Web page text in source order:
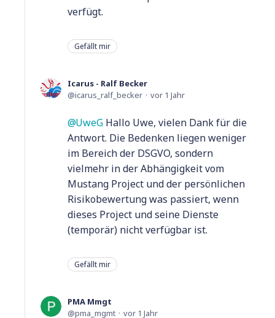
verfügt.
Gefällt mir
Icarus - Ralf Becker
icarus_ralf_becker
vor 1 Jahr
UweG Hallo Uwe, vielen Dank für die
Antwort. Die Bedenken liegen weniger
im Bereich der DSGVO, sondern
vielmehr in der Abhängigkeit vom
Mustang Project und der persönlichen
Risikobewertung was passiert, wenn
dieses Project und seine Dienste
(temporär) nicht verfügbar ist.
Gefällt mir
PMA Mmgt
pma_mgmt
vor 1 Jahr